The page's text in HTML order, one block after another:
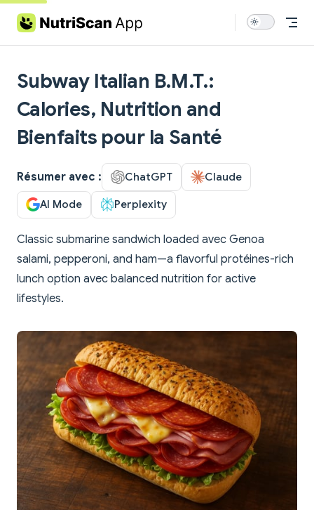
Skip to content
Subway Italian B.M.T.:
Calories, Nutrition and
Bienfaits pour la Santé
Résumer avec : ChatGPT Claude
AI Mode Perplexity
Classic submarine sandwich loaded avec Genoa
salami, pepperoni, and ham—a flavorful protéines-rich
lunch option avec balanced nutrition for active
lifestyles.